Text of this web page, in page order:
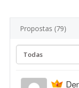
Propostas (79)